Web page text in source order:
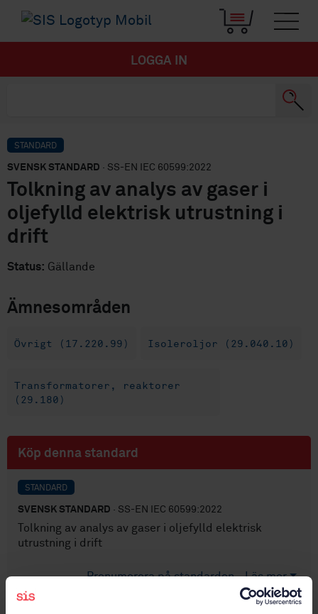
LOGGA IN
STANDARD
SVENSK STANDARD · SS-EN IEC 60599:2022
Tolkning av analys av gaser i
oljefylld elektrisk utrustning i
drift
Status: Gällande
Ämnesområden
Övrigt (17.220.99) Isoleroljor (29.040.10)
Transformatorer, reaktorer
(29.180)
Köp denna standard
STANDARD
SVENSK STANDARD · SS-EN IEC 60599:2022
Tolkning av analys av gaser i oljefylld elektrisk
utrustning i drift
Prenumerera på standarden - Läs mer
1 333 SEK